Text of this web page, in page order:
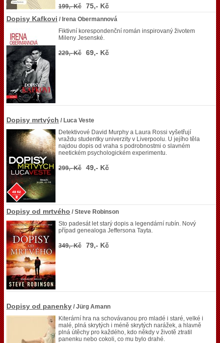
199,- Kč
75,- Kč
Dopisy Kafkovi / Irena Obermannová
Fiktivní korespondenční román inspirovaný životem
Mileny Jesenské.
229,- Kč 69,- Kč
Dopisy mrtvých / Luca Veste
Detektivové David Murphy a Laura Rossi vyšetřují
vraždu studentky univerzity v Liverpoolu. U jejího těla
najdou dopis od vraha s podrobnostmi o slavném
neetickém psychologickém experimentu.
299,- Kč 49,- Kč
Dopisy od mrtvého / Steve Robinson
Sto padesát let starý dopis a legendární rubín. Nový
případ genealoga Jeffersona Tayta.
349,- Kč 79,- Kč
Dopisy od panenky / Jürg Amann
Kiterární hra na schovávanou pro mladé i staré, velké i
malé, plná skrytých i méně skrytých narážek, a hlavně
plná útěchy pro každého, kdo někdy v životě ztratil
panenku nebo cokoli, co mu bylo drahé.